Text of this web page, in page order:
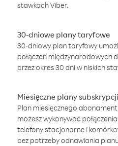
stawkach Viber.
30-dniowe plany taryfowe
30-dniowy plan taryfowy
połączeń międzynarodowych
przez okres 30 dni w niskich
Miesięczne plany subskrypcji
Plan miesięcznego
możesz wykonywać
telefony stacjonarne i
bez potrzeby odnawiania